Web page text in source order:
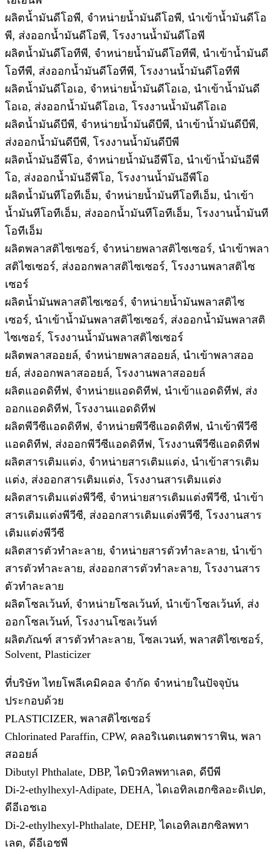
ผลิตน้ำมันดีโอพี, จำหน่ายน้ำมันดีโอพี, นำเข้าน้ำมันดีโอ
พี, ส่งออกน้ำมันดีโอพี, โรงงานน้ำมันดีโอพี
ผลิตน้ำมันดีโอทีพี, จำหน่ายน้ำมันดีโอทีพี, นำเข้าน้ำมันดี
โอทีพี, ส่งออกน้ำมันดีโอทีพี, โรงงานน้ำมันดีโอทีพี
ผลิตน้ำมันดีโอเอ, จำหน่ายน้ำมันดีโอเอ, นำเข้าน้ำมันดี
โอเอ, ส่งออกน้ำมันดีโอเอ, โรงงานน้ำมันดีโอเอ
ผลิตน้ำมันดีบีพี, จำหน่ายน้ำมันดีบีพี, นำเข้าน้ำมันดีบีพี,
ส่งออกน้ำมันดีบีพี, โรงงานน้ำมันดีบีพี
ผลิตน้ำมันอีพีโอ, จำหน่ายน้ำมันอีพีโอ, นำเข้าน้ำมันอีพี
โอ, ส่งออกน้ำมันอีพีโอ, โรงงานน้ำมันอีพีโอ
ผลิตน้ำมันทีโอทีเอ็ม, จำหน่ายน้ำมันทีโอทีเอ็ม, นำเข้า
น้ำมันทีโอทีเอ็ม, ส่งออกน้ำมันทีโอทีเอ็ม, โรงงานน้ำมันที
โอทีเอ็ม
ผลิตพลาสติไซเซอร์, จำหน่ายพลาสติไซเซอร์, นำเข้าพลา
สติไซเซอร์, ส่งออกพลาสติไซเซอร์, โรงงานพลาสติไซ
เซอร์
ผลิตน้ำมันพลาสติไซเซอร์, จำหน่ายน้ำมันพลาสติไซ
เซอร์, นำเข้าน้ำมันพลาสติไซเซอร์, ส่งออกน้ำมันพลาสติ
ไซเซอร์, โรงงานน้ำมันพลาสติไซเซอร์
ผลิตพลาสออยล์, จำหน่ายพลาสออยล์, นำเข้าพลาสออ
ยล์, ส่งออกพลาสออยล์, โรงงานพลาสออยล์
ผลิตแอดดิทีฟ, จำหน่ายแอดดิทีฟ, นำเข้าแอดดิทีฟ, ส่ง
ออกแอดดิทีฟ, โรงงานแอดดิทีฟ
ผลิตพีวีซีแอดดิทีฟ, จำหน่ายพีวีซีแอดดิทีฟ, นำเข้าพีวีซี
แอดดิทีฟ, ส่งออกพีวีซีแอดดิทีฟ, โรงงานพีวีซีแอดดิทีฟ
ผลิตสารเติมแต่ง, จำหน่ายสารเติมแต่ง, นำเข้าสารเติม
แต่ง, ส่งออกสารเติมแต่ง, โรงงานสารเติมแต่ง
ผลิตสารเติมแต่งพีวีซี, จำหน่ายสารเติมแต่งพีวีซี, นำเข้า
สารเติมแต่งพีวีซี, ส่งออกสารเติมแต่งพีวีซี, โรงงานสาร
เติมแต่งพีวีซี
ผลิตสารตัวทำละลาย, จำหน่ายสารตัวทำละลาย, นำเข้า
สารตัวทำละลาย, ส่งออกสารตัวทำละลาย, โรงงานสาร
ตัวทำละลาย
ผลิตโซลเว้นท์, จำหน่ายโซลเว้นท์, นำเข้าโซลเว้นท์, ส่ง
ออกโซลเว้นท์, โรงงานโซลเว้นท์
ผลิตภัณฑ์ สารตัวทำละลาย, โซลเวนท์, พลาสติไซเซอร์,
Solvent, Plasticizer
ที่บริษัท ไทยโพลีเคมิคอล จำกัด จำหน่ายในปัจจุบัน
ประกอบด้วย
PLASTICIZER, พลาสติไซเซอร์
Chlorinated Paraffin, CPW, คลอริเนตเนตพาราฟิน, พลา
สออยล์
Dibutyl Phthalate, DBP, ไดบิวทิลพทาเลต, ดีบีพี
Di-2-ethylhexyl-Adipate, DEHA, ไดเอทิลเฮกซิลอะดิเปต,
ดีอีเอชเอ
Di-2-ethylhexyl-Phthalate, DEHP, ไดเอทิลเฮกซิลพทา
เลต, ดีอีเอชพี